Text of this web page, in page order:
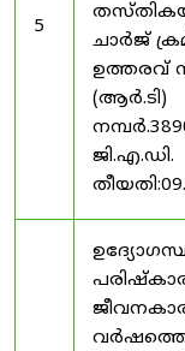
5
ചാർജ്
ഉത്തരവ്
(ആർ.ടി)
ജി.എ.ഡി.